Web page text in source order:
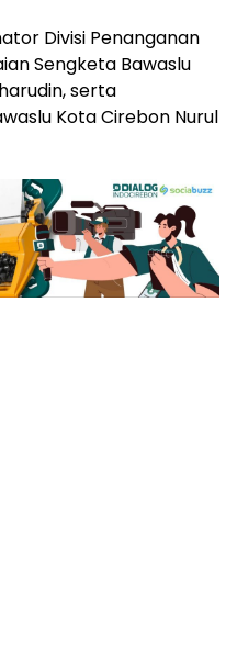
Divisi Penanganan
Sengketa Bawaslu
serta
Kota Cirebon Nurul